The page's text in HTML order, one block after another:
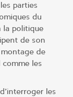
parties
du
la politique
de son
de
les
les